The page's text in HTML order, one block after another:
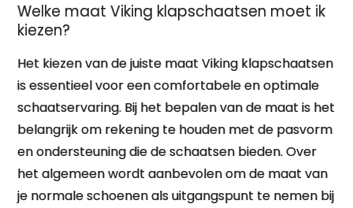
Welke maat Viking klapschaatsen moet ik
kiezen?
Het kiezen van de juiste maat Viking klapschaatsen
is essentieel voor een comfortabele en optimale
schaatservaring. Bij het bepalen van de maat is het
belangrijk om rekening te houden met de pasvorm
en ondersteuning die de schaatsen bieden. Over
het algemeen wordt aanbevolen om de maat van
je normale schoenen als uitgangspunt te nemen bij